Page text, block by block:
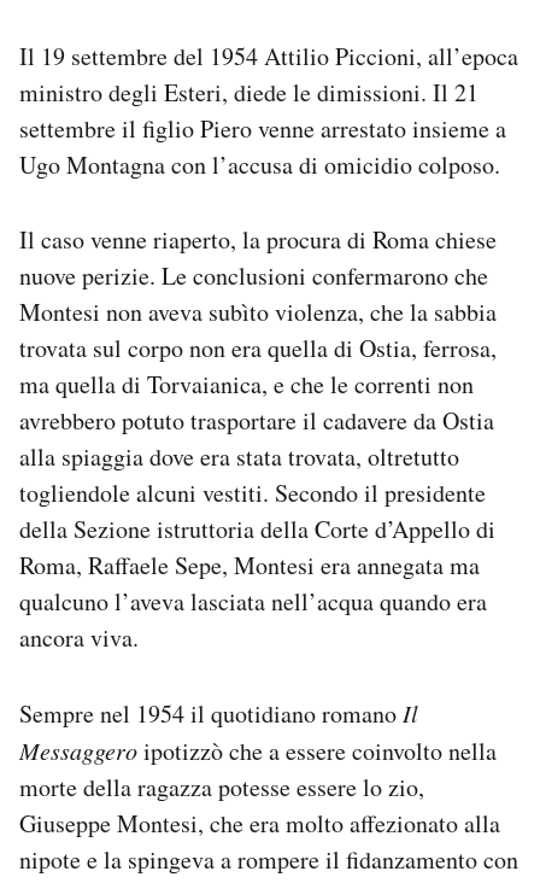
Il 19 settembre del 1954 Attilio Piccioni, all’epoca
ministro degli Esteri, diede le dimissioni. Il 21
settembre il figlio Piero venne arrestato insieme a
Ugo Montagna con l’accusa di omicidio colposo.
Il caso venne riaperto, la procura di Roma chiese
nuove perizie. Le conclusioni confermarono che
Montesi non aveva subìto violenza, che la sabbia
trovata sul corpo non era quella di Ostia, ferrosa,
ma quella di Torvaianica, e che le correnti non
avrebbero potuto trasportare il cadavere da Ostia
alla spiaggia dove era stata trovata, oltretutto
togliendole alcuni vestiti. Secondo il presidente
della Sezione istruttoria della Corte d’Appello di
Roma, Raffaele Sepe, Montesi era annegata ma
qualcuno l’aveva lasciata nell’acqua quando era
ancora viva.
Sempre nel 1954 il quotidiano romanoIl
Messaggeroipotizzò che a essere coinvolto nella
morte della ragazza potesse essere lo zio,
Giuseppe Montesi, che era molto affezionato alla
nipote e la spingeva a rompere il fidanzamento con